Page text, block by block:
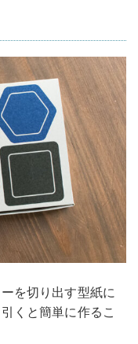
を切り出す型紙に
くと簡単に作るこ